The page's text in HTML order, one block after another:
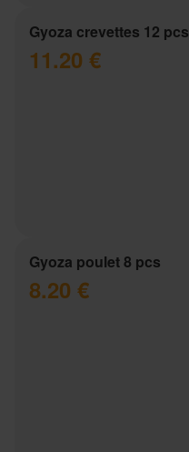
Gyoza crevettes 12 pcs
11.20 €
Gyoza poulet 8 pcs
8.20 €